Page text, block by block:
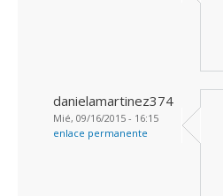
danielamartinez374
Mié, 09/16/2015 - 16:15
enlace permanente